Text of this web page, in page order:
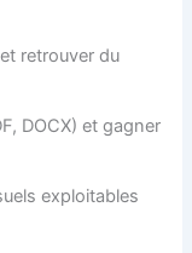
retrouver du
DOCX) et gagner
exploitables